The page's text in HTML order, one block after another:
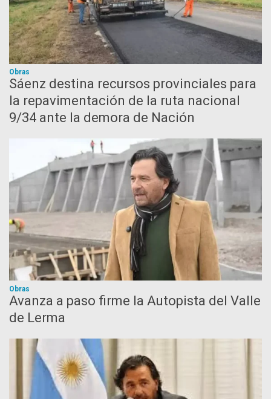
Obras
Sáenz destina recursos provinciales para
la repavimentación de la ruta nacional
9/34 ante la demora de Nación
Obras
Avanza a paso firme la Autopista del Valle
de Lerma